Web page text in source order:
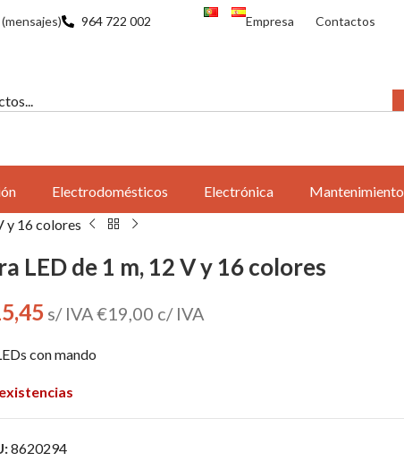
964 722 002 Empresa Contactos
Electrodomésticos Electrónica
y 16 colores
LED de 1 m, 12 V y 16 colores
s/ IVA€19,00 c/ IVA
con mando
8620294